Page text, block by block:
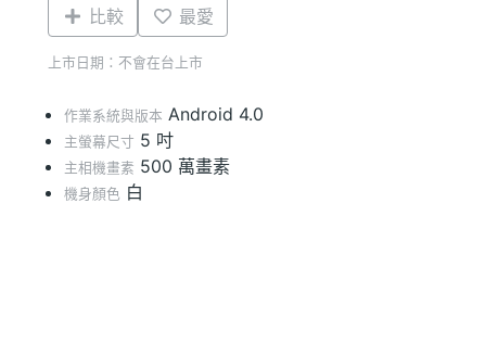
比較 最愛
上市日期：不會在台上市
作業系統與版本 Android 4.0
主螢幕尺寸 5 吋
主相機畫素 500 萬畫素
機身顏色 白